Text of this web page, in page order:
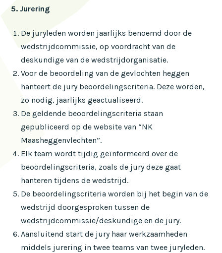
5. Jurering
De juryleden worden jaarlijks benoemd door de
wedstrijdcommissie, op voordracht van de
deskundige van de wedstrijdorganisatie.
Voor de beoordeling van de gevlochten heggen
hanteert de jury beoordelingscriteria. Deze worden,
zo nodig, jaarlijks geactualiseerd.
De geldende beoordelingscriteria staan
gepubliceerd op de website van “NK
Maasheggenvlechten”.
Elk team wordt tijdig geïnformeerd over de
beoordelingscriteria, zoals de jury deze gaat
hanteren tijdens de wedstrijd.
De beoordelingscriteria worden bij het begin van de
wedstrijd doorgesproken tussen de
wedstrijdcommissie/deskundige en de jury.
Aansluitend start de jury haar werkzaamheden
middels jurering in twee teams van twee juryleden.